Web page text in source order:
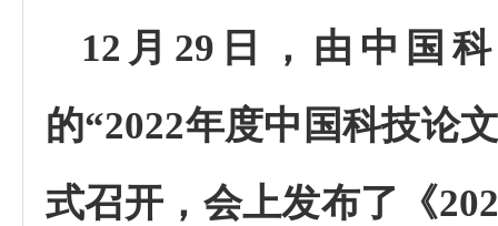
12 月 29 日，由中国
的“2022年度中国科技论
式召开，会上发布了 《202